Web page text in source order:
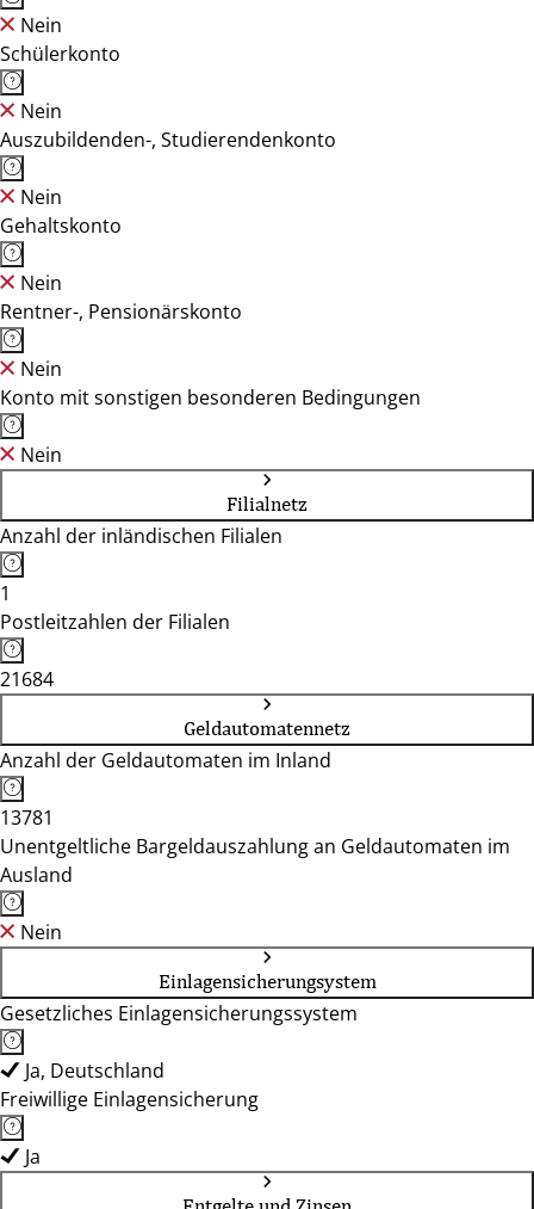
Nein
Schülerkonto
Nein
Auszubildenden-, Studierendenkonto
Nein
Gehaltskonto
Nein
Rentner-, Pensionärskonto
Nein
Konto mit sonstigen besonderen Bedingungen
Nein
Filialnetz
Anzahl der inländischen Filialen
1
Postleitzahlen der Filialen
21684
Geldautomatennetz
Anzahl der Geldautomaten im Inland
13781
Unentgeltliche Bargeldauszahlung an Geldautomaten im
Ausland
Nein
Einlagensicherungsystem
Gesetzliches Einlagensicherungssystem
Ja, Deutschland
Freiwillige Einlagensicherung
Ja